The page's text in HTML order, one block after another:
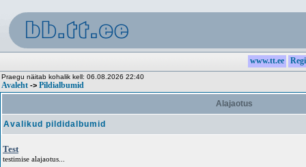
www.tt.ee
Praegu näitab kohalik kell: 06.08.2026 22:40
Avaleht -> Pildialbumid
Alajaotus
Avalikud pildidalbumid
Test
testimise alajaotus...